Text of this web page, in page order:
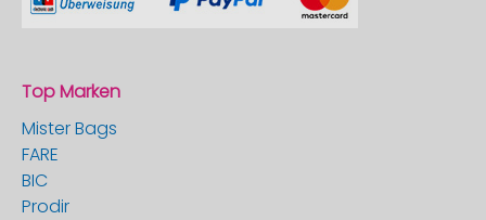
Top Marken
Mister Bags
FARE
BIC
Prodir